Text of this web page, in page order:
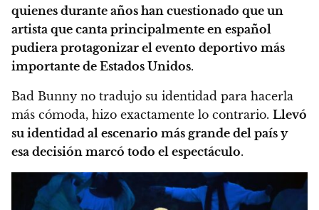
quienes durante años han cuestionado que un
artista que canta principalmente en español
pudiera protagonizar el evento deportivo más
importante de Estados Unidos.
Bad Bunny no tradujo su identidad para hacerla
más cómoda, hizo exactamente lo contrario. Llevó
su identidad al escenario más grande del país y
esa decisión marcó todo el espectáculo.